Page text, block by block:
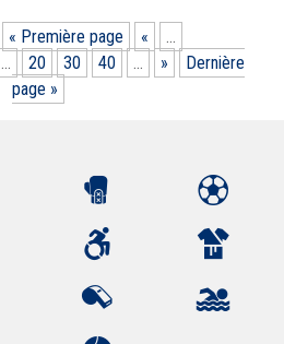
« Première page «
…
… 20 30 40 … »
Dernière
page »